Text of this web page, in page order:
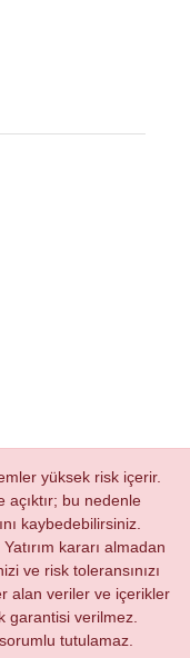
yüksek risk içerir.
açıktır; bu nedenle
kaybedebilirsiniz.
kararı almadan
ve risk toleransınızı
alan veriler ve içerikler
garantisi verilmez.
tutulamaz.